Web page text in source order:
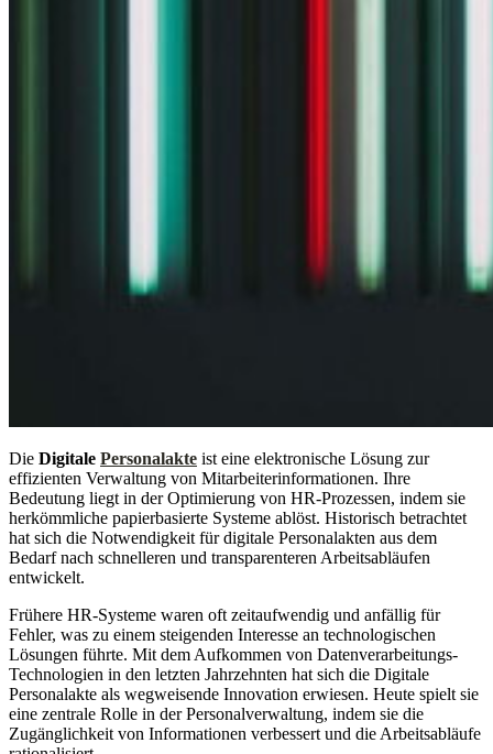
Die Digitale Personalakte ist eine elektronische Lösung zur
effizienten Verwaltung von Mitarbeiterinformationen. Ihre
Bedeutung liegt in der Optimierung von HR-Prozessen, indem sie
herkömmliche papierbasierte Systeme ablöst. Historisch betrachtet
hat sich die Notwendigkeit für digitale Personalakten aus dem
Bedarf nach schnelleren und transparenteren Arbeitsabläufen
entwickelt.
Frühere HR-Systeme waren oft zeitaufwendig und anfällig für
Fehler, was zu einem steigenden Interesse an technologischen
Lösungen führte. Mit dem Aufkommen von Datenverarbeitungs-
Technologien in den letzten Jahrzehnten hat sich die Digitale
Personalakte als wegweisende Innovation erwiesen. Heute spielt sie
eine zentrale Rolle in der Personalverwaltung, indem sie die
Zugänglichkeit von Informationen verbessert und die Arbeitsabläufe